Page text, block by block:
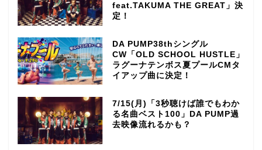
feat.TAKUMA THE GREAT」決
定！
DA PUMP38thシングル
CW「OLD SCHOOL HUSTLE」
ラグーナテンボス夏プールCMタ
イアップ曲に決定！
7/15(月)「3秒聴けば誰でもわか
る名曲ベスト100」DA PUMP過
去映像流れるかも？